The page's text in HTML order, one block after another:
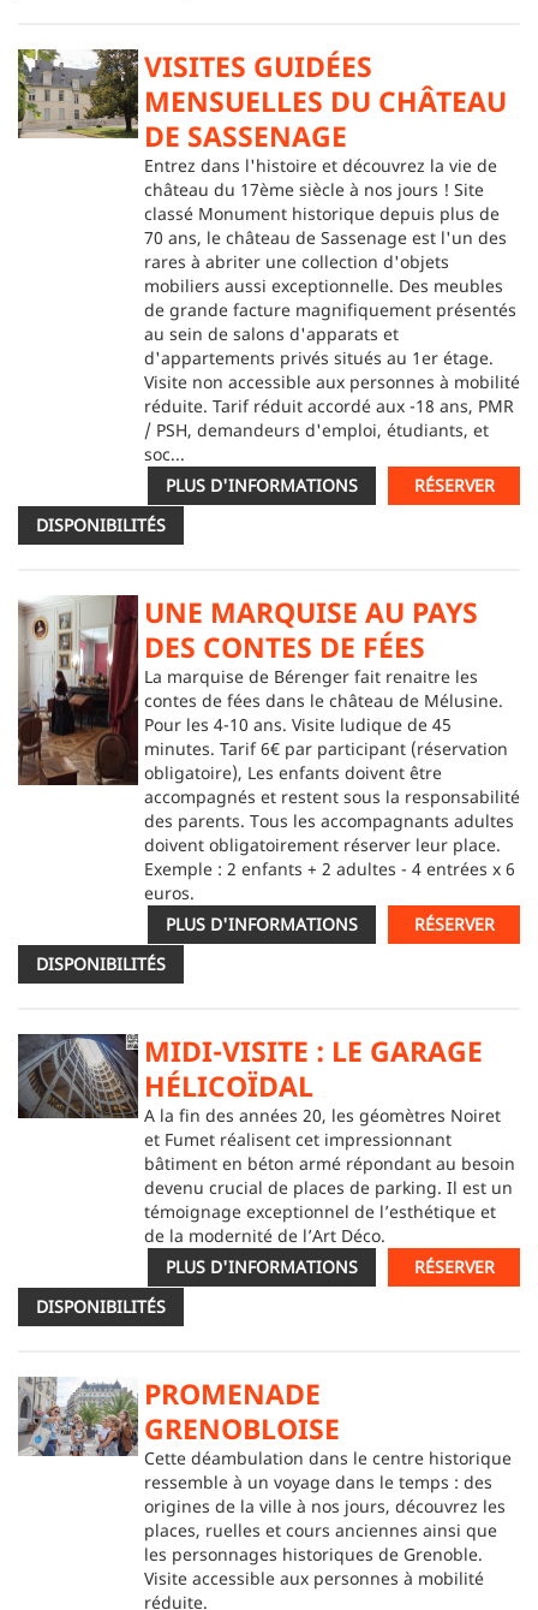
VISITES GUIDÉES
MENSUELLES DU CHÂTEAU
DE SASSENAGE
Entrez dans l'histoire et découvrez la vie de
château du 17ème siècle à nos jours ! Site
classé Monument historique depuis plus de
70 ans, le château de Sassenage est l'un des
rares à abriter une collection d'objets
mobiliers aussi exceptionnelle. Des meubles
de grande facture magnifiquement présentés
au sein de salons d'apparats et
d'appartements privés situés au 1er étage.
Visite non accessible aux personnes à mobilité
réduite. Tarif réduit accordé aux -18 ans, PMR
/ PSH, demandeurs d'emploi, étudiants, et
soc...
PLUS D'INFORMATIONS
RÉSERVER
DISPONIBILITÉS
UNE MARQUISE AU PAYS
DES CONTES DE FÉES
La marquise de Bérenger fait renaitre les
contes de fées dans le château de Mélusine.
Pour les 4-10 ans. Visite ludique de 45
minutes. Tarif 6€ par participant (réservation
obligatoire), Les enfants doivent être
accompagnés et restent sous la responsabilité
des parents. Tous les accompagnants adultes
doivent obligatoirement réserver leur place.
Exemple : 2 enfants + 2 adultes - 4 entrées x 6
euros.
PLUS D'INFORMATIONS
RÉSERVER
DISPONIBILITÉS
MIDI-VISITE : LE GARAGE
HÉLICOÏDAL
A la fin des années 20, les géomètres Noiret
et Fumet réalisent cet impressionnant
bâtiment en béton armé répondant au besoin
devenu crucial de places de parking. Il est un
témoignage exceptionnel de l’esthétique et
de la modernité de l’Art Déco.
PLUS D'INFORMATIONS
RÉSERVER
DISPONIBILITÉS
PROMENADE
GRENOBLOISE
Cette déambulation dans le centre historique
ressemble à un voyage dans le temps : des
origines de la ville à nos jours, découvrez les
places, ruelles et cours anciennes ainsi que
les personnages historiques de Grenoble.
Visite accessible aux personnes à mobilité
réduite.